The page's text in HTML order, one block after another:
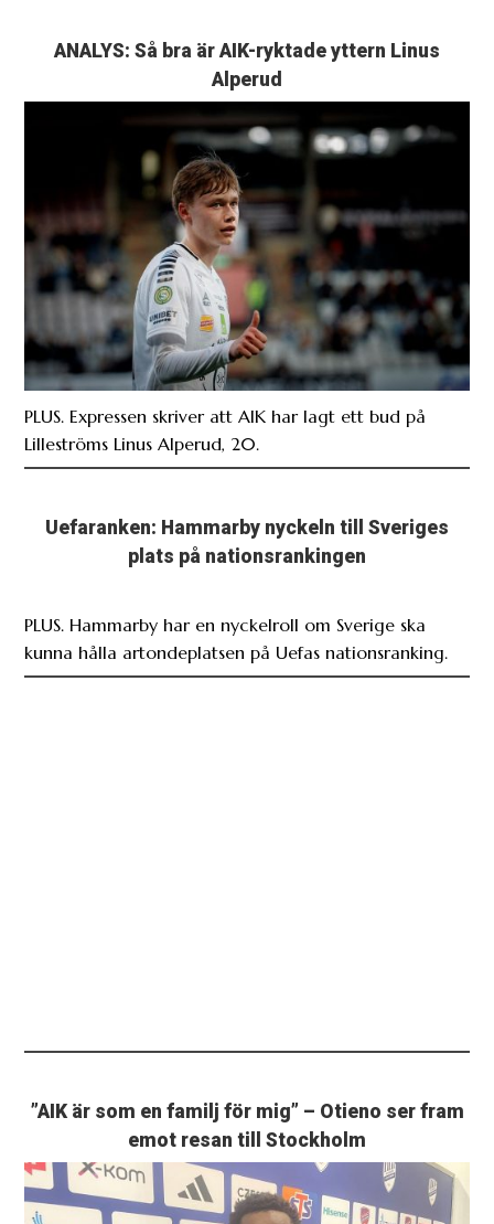
ANALYS: Så bra är AIK-ryktade yttern Linus
Alperud
PLUS. Expressen skriver att AIK har lagt ett bud på
Lilleströms Linus Alperud, 20.
Uefaranken: Hammarby nyckeln till Sveriges
plats på nationsrankingen
PLUS. Hammarby har en nyckelroll om Sverige ska
kunna hålla artondeplatsen på Uefas nationsranking.
”AIK är som en familj för mig” – Otieno ser fram
emot resan till Stockholm